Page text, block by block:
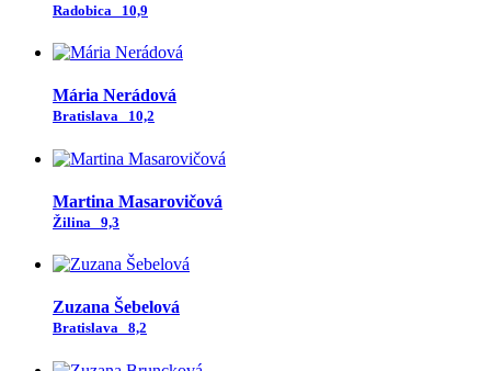
Radobica 10,9
Mária Nerádová
Bratislava 10,2
Martina Masarovičová
Žilina 9,3
Zuzana Šebelová
Bratislava 8,2